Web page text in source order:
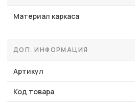
Материал каркаса
ДОП. ИНФОРМАЦИЯ
Артикул
Код товара